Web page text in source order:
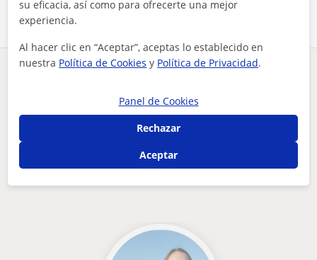
Tus clases particulares Biología Málaga
Marbella
profesor de biología y geología. clases adaptadas a tu nivel...
Otros profesores de Biología en Marbella
su eficacia, así como para ofrecerte una mejor
experiencia.
Al hacer clic en “Aceptar”, aceptas lo establecido en
nuestra Política de Cookies y Política de Privacidad.
Panel de Cookies
Rechazar
Aceptar